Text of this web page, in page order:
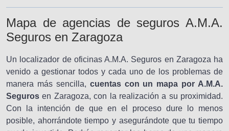
Mapa de agencias de seguros A.M.A.
Seguros en Zaragoza
Un localizador de oficinas A.M.A. Seguros en Zaragoza ha
venido a gestionar todos y cada uno de los problemas de
manera más sencilla, cuentas con un mapa por A.M.A.
Seguros en Zaragoza, con la realización a su proximidad.
Con la intención de que en el proceso dure lo menos
posible, ahorrándote tiempo y asegurándote que tu tiempo